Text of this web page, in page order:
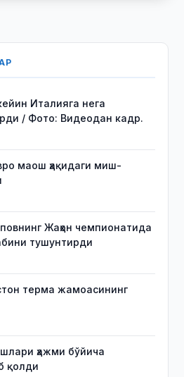
Италияга нега
/ Фото: Видеодан кадр.
маош ҳақидаги миш-
Жаҳон чемпионатида
тушунтирди
терма жамоасининг
ҳажми бўйича
қолди